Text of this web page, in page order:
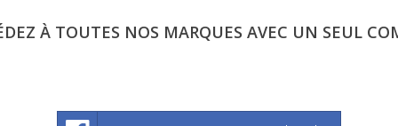
À TOUTES NOS MARQUES AVEC UN SEUL